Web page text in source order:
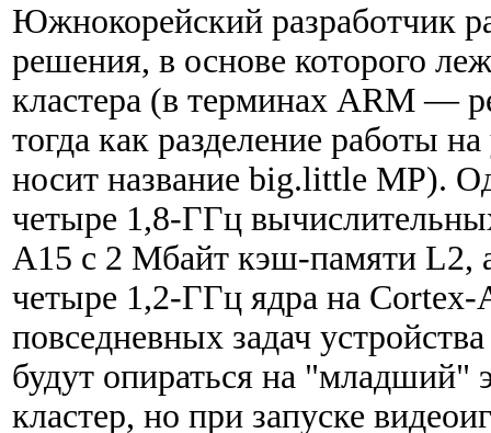
Южнокорейский разработчик
решения, в основе которого
кластера (в терминах ARM —
тогда как разделение работы
носит название big.little MP).
четыре 1,8-ГГц
A15 с 2 Мбайт кэш-памяти L2,
четыре 1,2-ГГц ядра на
повседневных задач
будут опираться на "младший"
кластер, но при запуске